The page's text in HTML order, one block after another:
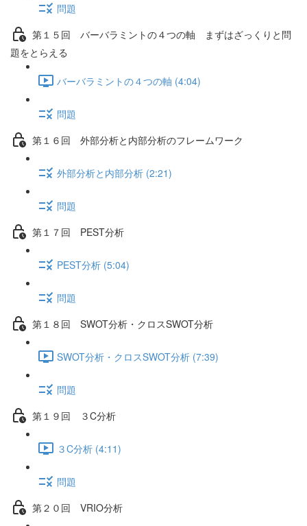
問題
第１５回 バーバラミントの４つの軸 まずはざっくりと問
題をとらえる
バーバラミントの４つの軸 (4:04)
問題
第１６回 外部分析と内部分析のフレームワーク
外部分析と内部分析 (2:21)
問題
第１７回 PEST分析
PEST分析 (5:04)
問題
第１８回 SWOT分析・クロスSWOT分析
SWOT分析・クロスSWOT分析 (7:39)
問題
第１９回 ３C分析
３C分析 (4:11)
問題
第２０回 VRIO分析